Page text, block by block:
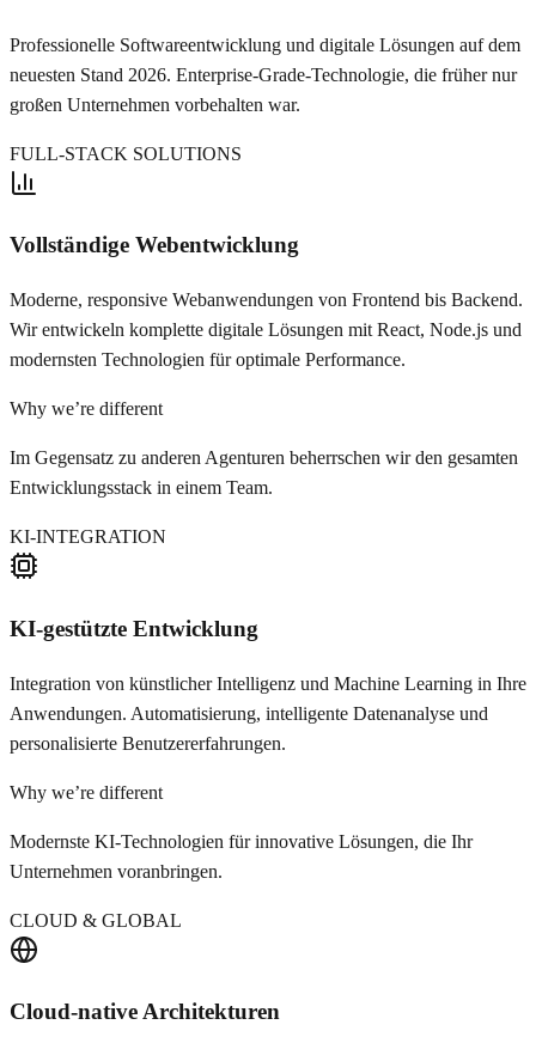
Professionelle Softwareentwicklung und digitale Lösungen auf dem
neuesten Stand 2026. Enterprise-Grade-Technologie, die früher nur
großen Unternehmen vorbehalten war.
FULL-STACK SOLUTIONS
Vollständige Webentwicklung
Moderne, responsive Webanwendungen von Frontend bis Backend.
Wir entwickeln komplette digitale Lösungen mit React, Node.js und
modernsten Technologien für optimale Performance.
Why we’re different
Im Gegensatz zu anderen Agenturen beherrschen wir den gesamten
Entwicklungsstack in einem Team.
KI-INTEGRATION
KI-gestützte Entwicklung
Integration von künstlicher Intelligenz und Machine Learning in Ihre
Anwendungen. Automatisierung, intelligente Datenanalyse und
personalisierte Benutzererfahrungen.
Why we’re different
Modernste KI-Technologien für innovative Lösungen, die Ihr
Unternehmen voranbringen.
CLOUD & GLOBAL
Cloud-native Architekturen